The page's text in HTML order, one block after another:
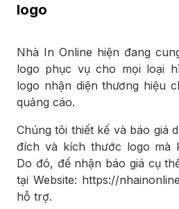
logo
Nhà In Online hiện đang
logo phục vụ cho mọi loại
logo nhận diện thương hiệu
quảng cáo.
Chúng tôi thiết kế và báo giá
đích và kích thước logo mà
Do đó, để nhận báo giá cụ
tại Website: https://
hỗ trợ.